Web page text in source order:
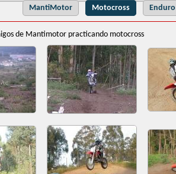
MantiMotor
Motocross Enduro
de Mantimotor practicando motocross